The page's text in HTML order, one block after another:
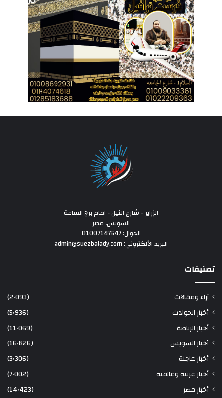
الزراير - شارع النيل - امام برج الساعة
السويس، مصر
الجوال: 01007147647
البريد الألكتروني: admin@suezbalady.com
تصنيفات
آراء ومقالات
(2٬093)
أخبار الحوادث
(5٬936)
أخبار الرياضة
(11٬069)
أخبار السويس
(16٬826)
أخبار عاجلة
(3٬306)
أخبار عربية وعالمية
(7٬002)
أخبار مصر
(14٬423)